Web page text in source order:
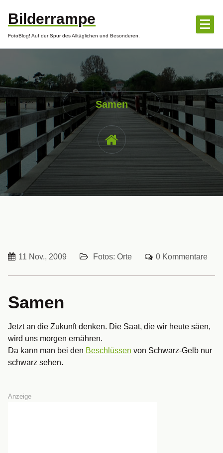
Inhalt
springen
Bilderrampe
FotoBlog! Auf der Spur des Alltäglichen und Besonderen.
Samen
11 Nov., 2009 Fotos: Orte 0 Kommentare
Samen
Jetzt an die Zukunft denken. Die Saat, die wir heute säen,
wird uns morgen ernähren.
Da kann man bei den Beschlüssen von Schwarz-Gelb nur
schwarz sehen.
Anzeige